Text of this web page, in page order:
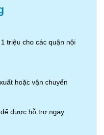
để đảm bảo thời gian sử
luôn tốt nhất.
triệu cho các quận nội
hoặc vận chuyển
để được hỗ trợ ngay